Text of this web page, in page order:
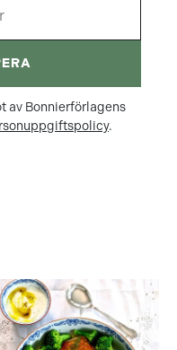
av Bonnierförlagens
.